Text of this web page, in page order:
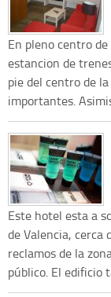
En pleno centro
estancion de
pie del centro de
importantes.
Este hotel esta a
de Valencia, cerca
reclamos de la
público. El edificio